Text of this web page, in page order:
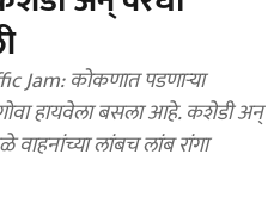
Jam: कोकणात पडणाऱ्या
हायवेला बसला आहे. कशेडी अन्
लांबच लांब रांगा